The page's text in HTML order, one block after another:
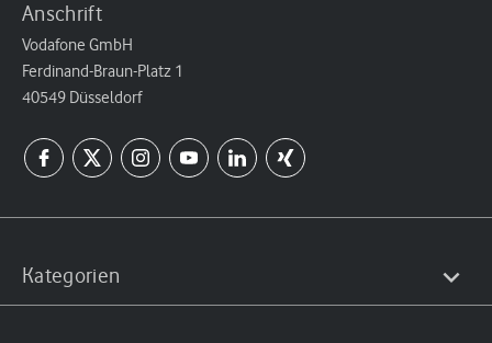
Anschrift
Vodafone GmbH
Ferdinand-Braun-Platz 1
40549 Düsseldorf
Kategorien